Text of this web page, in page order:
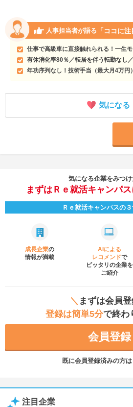
人事担当者が語る 「ココに注
仕事で高級車に直接触れられる！一生
有休消化率80％／転居を伴う転勤なし
年功序列なし！技術手当（最大月4万円
気になる
気になる企業をみつ
まずはＲｅ就活キャンパス
Ｒｅ就活キャンパスの
成長企業の
情報が満載
AIによる
レコメンドで
ピッタリの企業を
ご紹介
＼ まずは会員登
登録は簡単5分で終わ
会員登録
既に会員登録済みの方は
注目企業